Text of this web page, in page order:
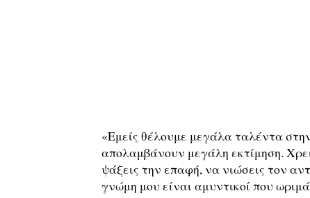
«Εμείς θέλουμε μεγάλα ταλέντα
απολαμβάνουν μεγάλη εκτίμηση.
ψάξεις την επαφή, να νιώσεις τον
γνώμη μου είναι αμυντικοί που